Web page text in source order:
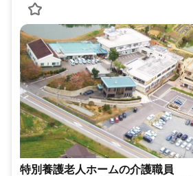
特別養護老人ホームの介護職員